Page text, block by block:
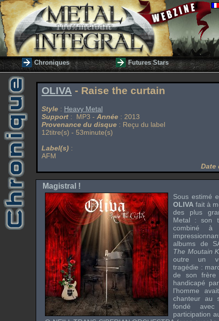
Chroniques Futures Stars
OLIVA - Raise the curtain
Style : Heavy Metal
Support : MP3 - Année : 2013
Provenance du disque : Reçu du label
12titre(s) - 53minute(s)
Label(s) :
AFM
Date
Magistral !
Sous estimé
OLIVA fait à
des plus
Metal : son
combiné à
albums de
The Moutain
outre un
tragédie :
de son
handicapé
l'homme
chanteur au
fondé
participation